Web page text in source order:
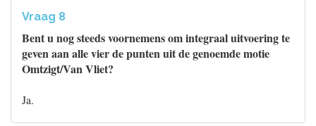
Vraag 8
Bent u nog steeds voornemens om integraal uitvoering te
geven aan alle vier de punten uit de genoemde motie
Omtzigt/Van Vliet?
Ja.